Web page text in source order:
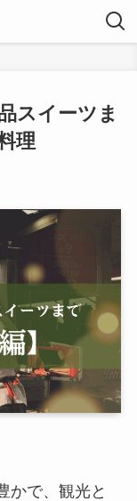
スイーツま
理
かで、観光と